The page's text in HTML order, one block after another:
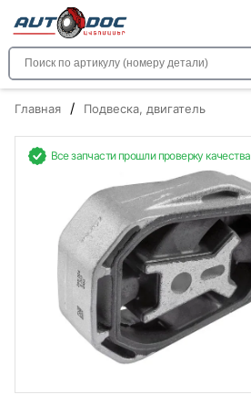
Главная / Подвеска, двигатель
Все запчасти прошли проверку качества